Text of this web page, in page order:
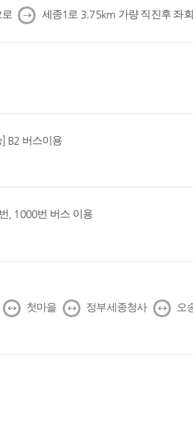
다
음
세종1로 3.75km 가량 직진후 좌
B2 버스이용
, 1000번 버스 이용
↔ 첫마을 ↔ 정부세종청사 ↔
오